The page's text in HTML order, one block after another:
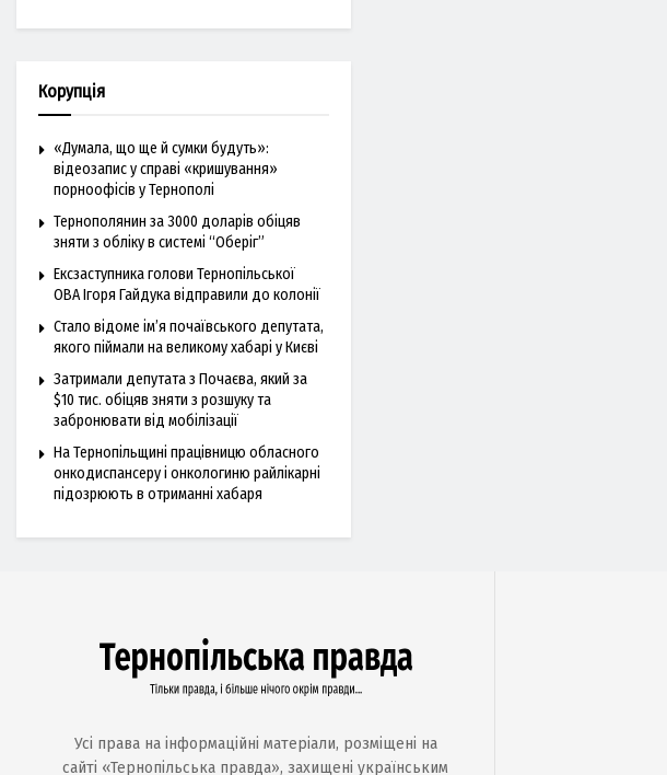
Корупція
«Думала, що ще й сумки будуть»:
відеозапис у справі «кришування»
порноофісів у Тернополі
Тернополянин за 3000 доларів обіцяв
зняти з обліку в системі “Оберіг”
Ексзаступника голови Тернопільської
ОВА Ігоря Гайдука відправили до колонії
Стало відоме ім’я почаївського депутата,
якого піймали на великому хабарі у Києві
Затримали депутата з Почаєва, який за
$10 тис. обіцяв зняти з розшуку та
забронювати від мобілізації
На Тернопільщині працівницю обласного
онкодиспансеру і онкологиню райлікарні
підозрюють в отриманні хабаря
Усі права на інформаційні матеріали, розміщені на
сайті «Тернопільська правда», захищені українським